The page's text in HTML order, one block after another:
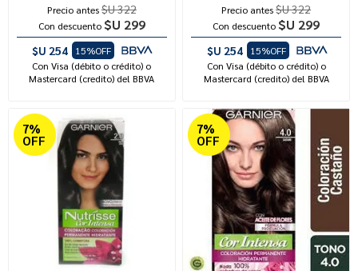
Precio antes$U 322
Con descuento $U 299
$U 254
15%OFF
Con Visa (débito o crédito) o
Mastercard (credito) del BBVA
Precio antes$U 322
Con descuento $U 299
$U 254
15%OFF
Con Visa (débito o crédito) o
Mastercard (credito) del BBVA
7%
OFF
7%
OFF